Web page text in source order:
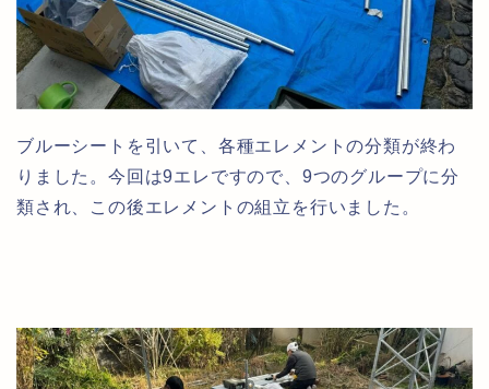
ブルーシートを引いて、各種エレメントの分類が終わ
りました。今回は9エレですので、9つのグループに分
類され、この後エレメントの組立を行いました。